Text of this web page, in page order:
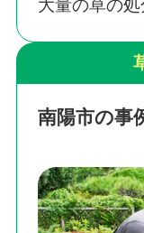
大量の草の処
南陽市の事